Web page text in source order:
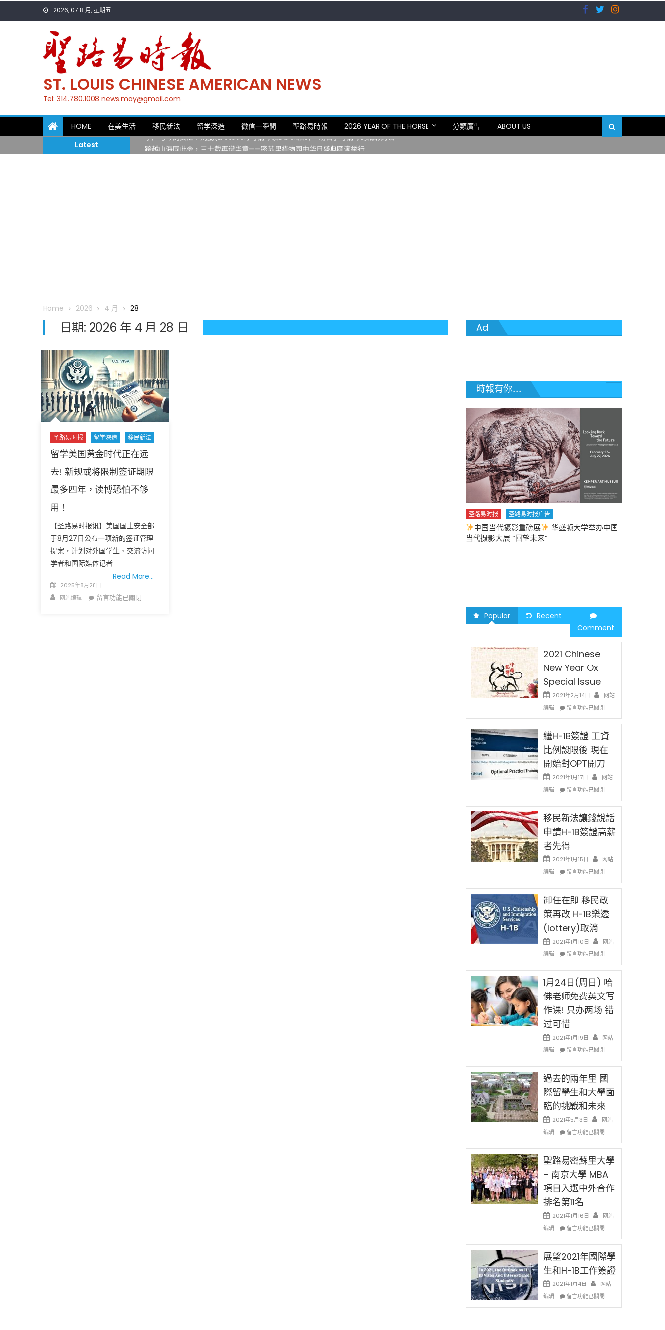
2026, 07 8 月, 星期五
ST. LOUIS CHINESE AMERICAN NEWS
Tel: 314.780.1008 news.may@gmail.com
HOME 在美生活 移民新法 留学深造 微信一瞬間 聖路易時報 2026 YEAR OF THE HORSE 分類廣告
ABOUT US
Latest
一晃三十年，初夏又相逢。中华日，等你来赴约 —— 密苏里植物园“中华日三十周年特别报道（五）
筝声与琴韵交汇：刘励(Li Statler)与钢琴家Darek演绎一场古筝与钢琴的精彩对话
跨越山海同此会，三十载再谱华章——密苏里植物园中华日盛典圆满举行
Home 2026 4 月 28
日期: 2026 年 4 月 28 日
圣路易时报 留学深造 移民新法
留学美国黄金时代正在远
去! 新规或将限制签证期限
最多四年，读博恐怕不够
用！
【圣路易时报讯】美国国土安全部
于8月27日公布一项新的签证管理
提案，计划对外国学生、交流访问
学者和国际媒体记者
Read More…
Posted
on
2025年8月28日
Author
网站编辑
在
留言功能已關閉
Ad
時報有你......
Lu Team 卢长志
圣路易时报
免费健康检查 无需预约 免费赠送血压计供符合
条件者使用 欢迎参加索取! 4月18日星期六 上午
圣路易时报 圣路易时报广告
中国当代摄影重磅展
华盛顿大学举办中国
当代摄影大展 “回望未来”
Popular
Recent
Comment
2021 Chinese
New Year Ox
Special Issue
2021年2月14日
网站
编辑
在
Chinese
New
Year
Ox
Special
中
留言功能已關閉
繼H-1B簽證 工資
比例設限後 現在
開始對OPT開刀
2021年1月17日
网站
编辑
在
H-
1B
簽
證
工
比
例
設
限
後
現
在
開
始
OPT
開
中
留言功能已關閉
移民新法讓錢說話
申請H-1B簽證高薪
者先得
2021年1月15日
网站
编辑
在
民
新
法
讓
錢
話
申
請
H-
1B
簽
證
高
薪
者
先
得〉
留言功能已關閉
卸任在即 移民政
策再改 H-1B樂透
(lottery)取消
2021年1月10日
网站
编辑
在
任
在
即
移
民
政
策
再
改
H-
1B
樂
透
(lottery)
取
消〉
中
留言功能已關閉
1月24日(周日) 哈
佛老师免费英文写
作课! 只办两场 错
过可惜
2021年1月19日
网站
编辑
在
月
24
日
(周
日)
佛
老
师
免
费
英
文
写
作
课!
只
办
场
错
可
惜〉
中
留言功能已關閉
過去的兩年里 國
際留學生和大學面
臨的挑戰和未來
2021年5月3日
网站
编辑
在
去
的
兩
年
里
國
際
留
學
生
和
大
學
面
臨
挑
戰
留言功能已關閉
聖路易密蘇里大學
– 南京大學 MBA
項目入選中外合作
排名第11名
2021年1月16日
网站
编辑
在
路
易
蘇
里
大
學
–
留言功能已關閉
展望2021年國際學
生和H-1B工作簽證
2021年1月4日
网站
编辑
在
留言功能已關閉